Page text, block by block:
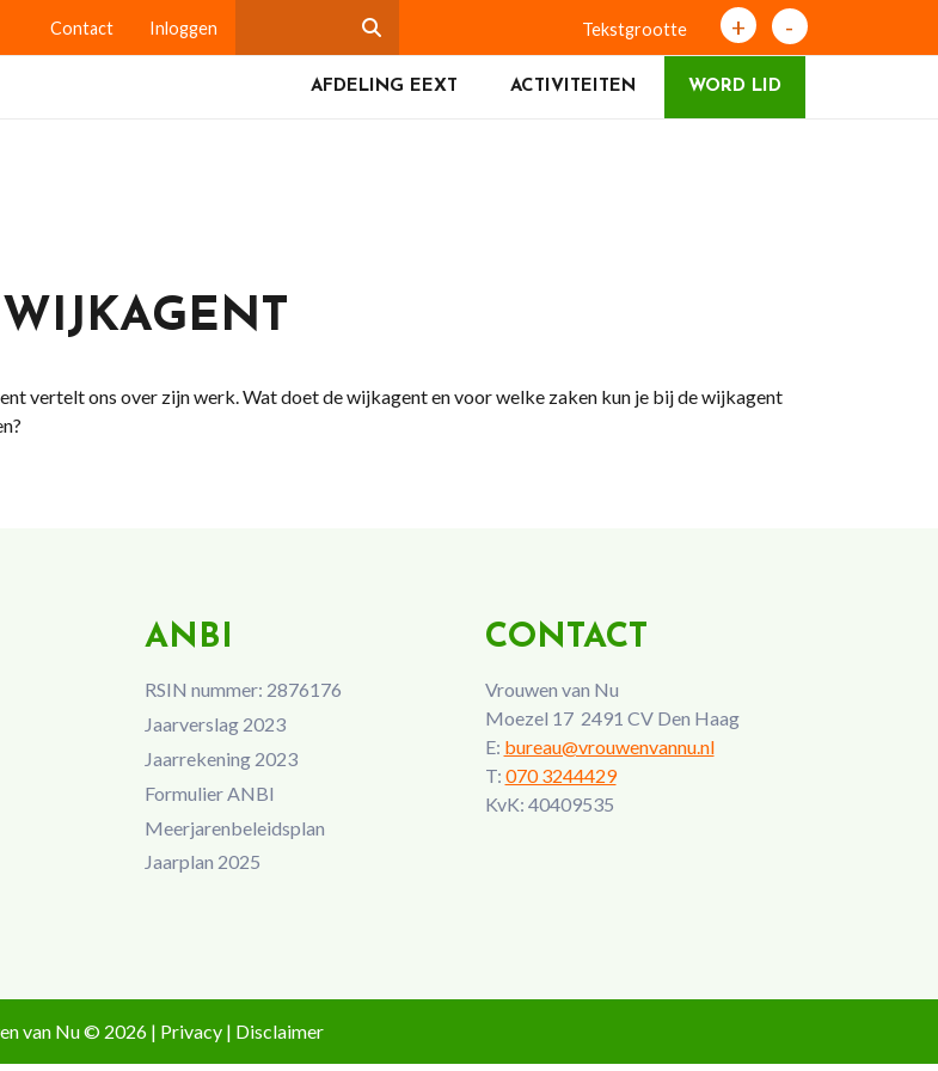
Contact Inloggen Tekstgrootte + -
AFDELING EEXT ACTIVITEITEN WORD LID
vertelt ons over zijn werk. Wat doet de wijkagent en voor welke zaken kun je bij de wijkagent
ANBI
RSIN nummer: 2876176
Jaarverslag 2023
Jaarrekening 2023
Formulier ANBI
Meerjarenbeleidsplan
Jaarplan 2025
CONTACT
Vrouwen van Nu
Moezel 17 2491 CV Den Haag
E: bureau@vrouwenvannu.nl
T: 070 3244429
KvK: 40409535
van Nu © 2026 | Privacy | Disclaimer